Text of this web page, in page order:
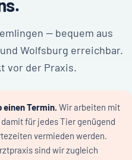
— bequem aus
Wolfsburg erreichbar.
vor der Praxis.
Termin. Wir arbeiten mit
für jedes Tier genügend
vermieden werden.
sind wir zugleich